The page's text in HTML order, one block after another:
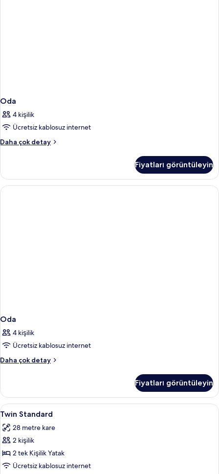
Oda
4 kişilik
Ücretsiz kablosuz internet
Daha çok detay
Oda
detay
Fiyatları görüntüleyin
Oda
4 kişilik
Ücretsiz kablosuz internet
Daha çok detay
Oda
detay
Fiyatları görüntüleyin
Twin
Standard
için
tüm
fotoğrafları
görün
Minibar, odada kasa, masa, ütü/ütü
4
Twin Standard
28 metre kare
2 kişilik
2 tek Kişilik Yatak
Ücretsiz kablosuz internet